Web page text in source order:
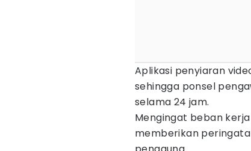
Aplikasi penyiaran
sehingga ponsel
selama 24 jam.
Mengingat beban
memberikan